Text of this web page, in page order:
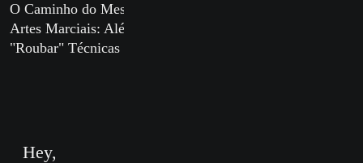
O Caminho do Mestre em
Artes Marciais: Além de
"Roubar" Técnicas
Hey,